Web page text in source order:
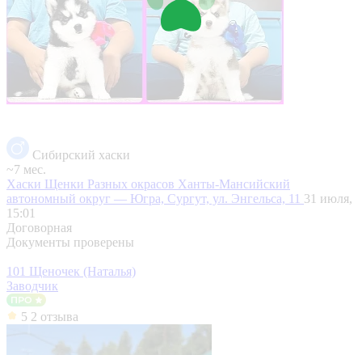
Сибирский хаски
~7 мес.
Хаски Щенки Разных окрасов Ханты-Мансийский
автономный округ — Югра, Сургут, ул. Энгельса, 11 31 июля,
15:01
Договорная
Документы проверены
101 Щеночек (Наталья)
Заводчик
5 2 отзыва